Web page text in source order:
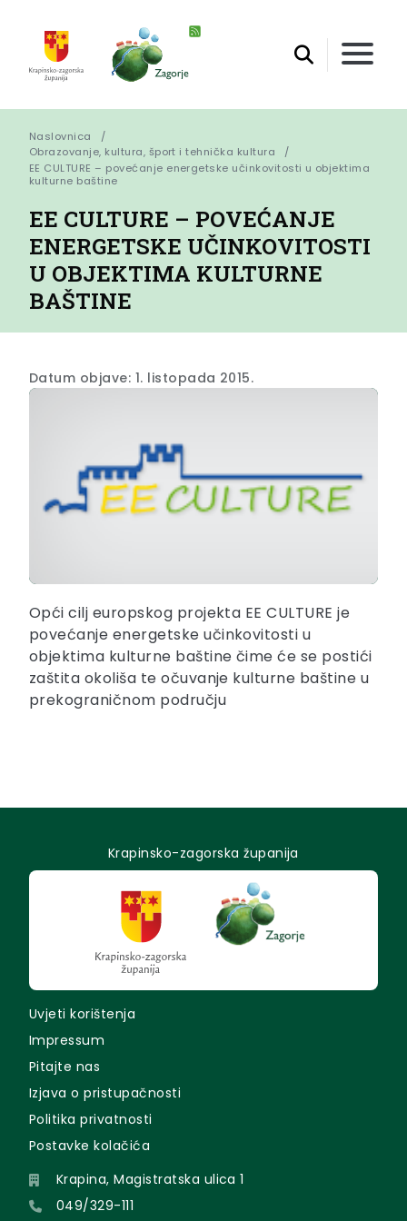
Naslovnica
Obrazovanje, kultura, šport i tehnička kultura
EE CULTURE – povećanje energetske učinkovitosti u objektima
kulturne baštine
EE CULTURE – POVEĆANJE
ENERGETSKE UČINKOVITOSTI
U OBJEKTIMA KULTURNE
BAŠTINE
Datum objave: 1. listopada 2015.
Opći cilj europskog projekta EE CULTURE je
povećanje energetske učinkovitosti u
objektima kulturne baštine čime će se postići
zaštita okoliša te očuvanje kulturne baštine u
prekograničnom području
Krapinsko-zagorska županija
Uvjeti korištenja
Impressum
Pitajte nas
Izjava o pristupačnosti
Politika privatnosti
Postavke kolačića
Krapina, Magistratska ulica 1
049/329-111